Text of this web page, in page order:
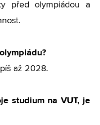
před olympiádou a
až 2028.
studium na VUT, je